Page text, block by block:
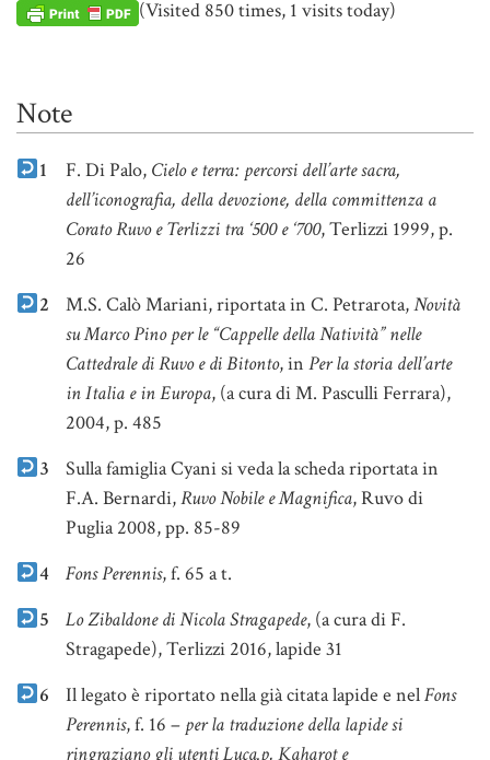
(Visited 850 times, 1 visits today)
Note
1 F. Di Palo, Cielo e terra: percorsi dell’arte sacra,
dell’iconografia, della devozione, della committenza a
Corato Ruvo e Terlizzi tra ‘500 e ‘700, Terlizzi 1999, p.
26
2
M.S. Calò Mariani, riportata in C. Petrarota,Novità
su Marco Pino per le “Cappelle della Natività” nelle
Cattedrale di Ruvo e di Bitonto, in Per la storia dell’arte
in Italia e in Europa, (a cura di M. Pasculli Ferrara),
2004, p. 485
3
Sulla famiglia Cyani si veda la scheda riportata in
F.A. Bernardi,Ruvo Nobile e Magnifica, Ruvo di
Puglia 2008, pp. 85-89
4
Fons Perennis, f. 65 a t.
5
Lo Zibaldone di Nicola Stragapede, (a cura di F.
Stragapede), Terlizzi 2016, lapide 31
6
Il legato è riportato nella già citata lapide e nelFons
Perennis, f. 16 – per la traduzione della lapide si
ringraziano gli utenti Luca.p, Kaharot e